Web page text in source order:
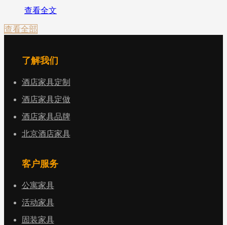
查看全文
查看全部
了解我们
酒店家具定制
酒店家具定做
酒店家具品牌
北京酒店家具
客户服务
公寓家具
活动家具
固装家具